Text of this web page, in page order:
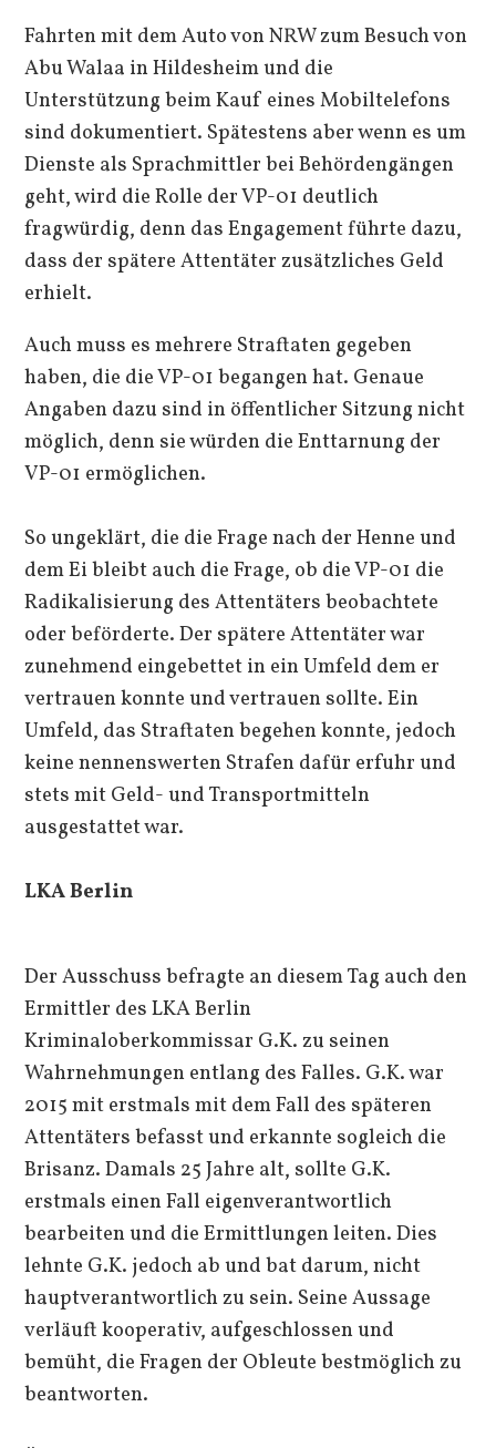
Fahrten mit dem Auto von NRW zum Besuch von
Abu Walaa in Hildesheim und die
Unterstützung beim Kauf eines Mobiltelefons
sind dokumentiert. Spätestens aber wenn es um
Dienste als Sprachmittler bei Behördengängen
geht, wird die Rolle der VP-01 deutlich
fragwürdig, denn das Engagement führte dazu,
dass der spätere Attentäter zusätzliches Geld
erhielt.
Auch muss es mehrere Straftaten gegeben
haben, die die VP-01 begangen hat. Genaue
Angaben dazu sind in öffentlicher Sitzung nicht
möglich, denn sie würden die Enttarnung der
VP-01 ermöglichen.
So ungeklärt, die die Frage nach der Henne und
dem Ei bleibt auch die Frage, ob die VP-01 die
Radikalisierung des Attentäters beobachtete
oder beförderte. Der spätere Attentäter war
zunehmend eingebettet in ein Umfeld dem er
vertrauen konnte und vertrauen sollte. Ein
Umfeld, das Straftaten begehen konnte, jedoch
keine nennenswerten Strafen dafür erfuhr und
stets mit Geld- und Transportmitteln
ausgestattet war.
LKA Berlin
Der Ausschuss befragte an diesem Tag auch den
Ermittler des LKA Berlin
Kriminaloberkommissar G.K. zu seinen
Wahrnehmungen entlang des Falles. G.K. war
2015 mit erstmals mit dem Fall des späteren
Attentäters befasst und erkannte sogleich die
Brisanz. Damals 25 Jahre alt, sollte G.K.
erstmals einen Fall eigenverantwortlich
bearbeiten und die Ermittlungen leiten. Dies
lehnte G.K. jedoch ab und bat darum, nicht
hauptverantwortlich zu sein. Seine Aussage
verläuft kooperativ, aufgeschlossen und
bemüht, die Fragen der Obleute bestmöglich zu
beantworten.